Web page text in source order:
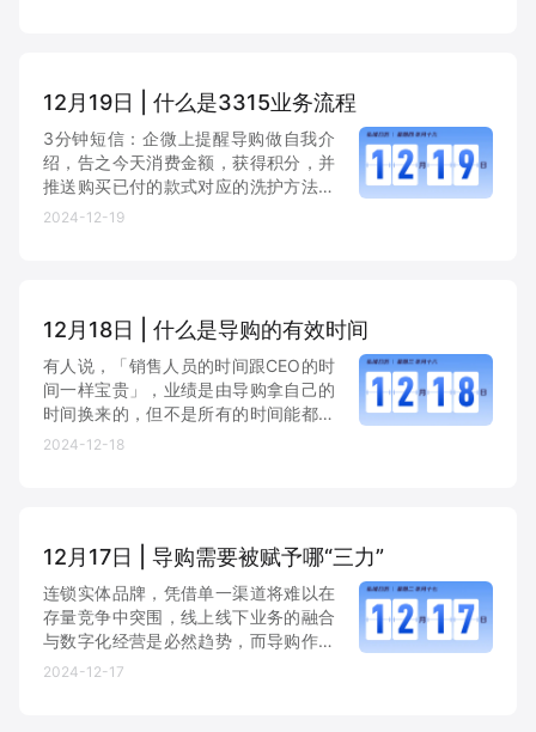
认证服务商 设计服务商
有赞云 数据通服务
12月19日 | 什么是3315业务流程
3分钟短信：企微上提醒导购做自我介
绍，告之今天消费金额，获得积分，并
推送购买已付的款式对应的洗护方法。
3天售后回访：客人成交离店三日内进
2024-12-19
12月18日 | 什么是导购的有效时间
有人说，「销售人员的时间跟CEO的时
间一样宝贵」，业绩是由导购拿自己的
时间换来的，但不是所有的时间能都换
来业绩，能完成业绩的时间才是有效
2024-12-18
12月17日 | 导购需要被赋予哪“三力”
连锁实体品牌，凭借单一渠道将难以在
存量竞争中突围，线上线下业务的融合
与数字化经营是必然趋势，而导购作为
零售环节中最重要的角色，需要赋予触
2024-12-17